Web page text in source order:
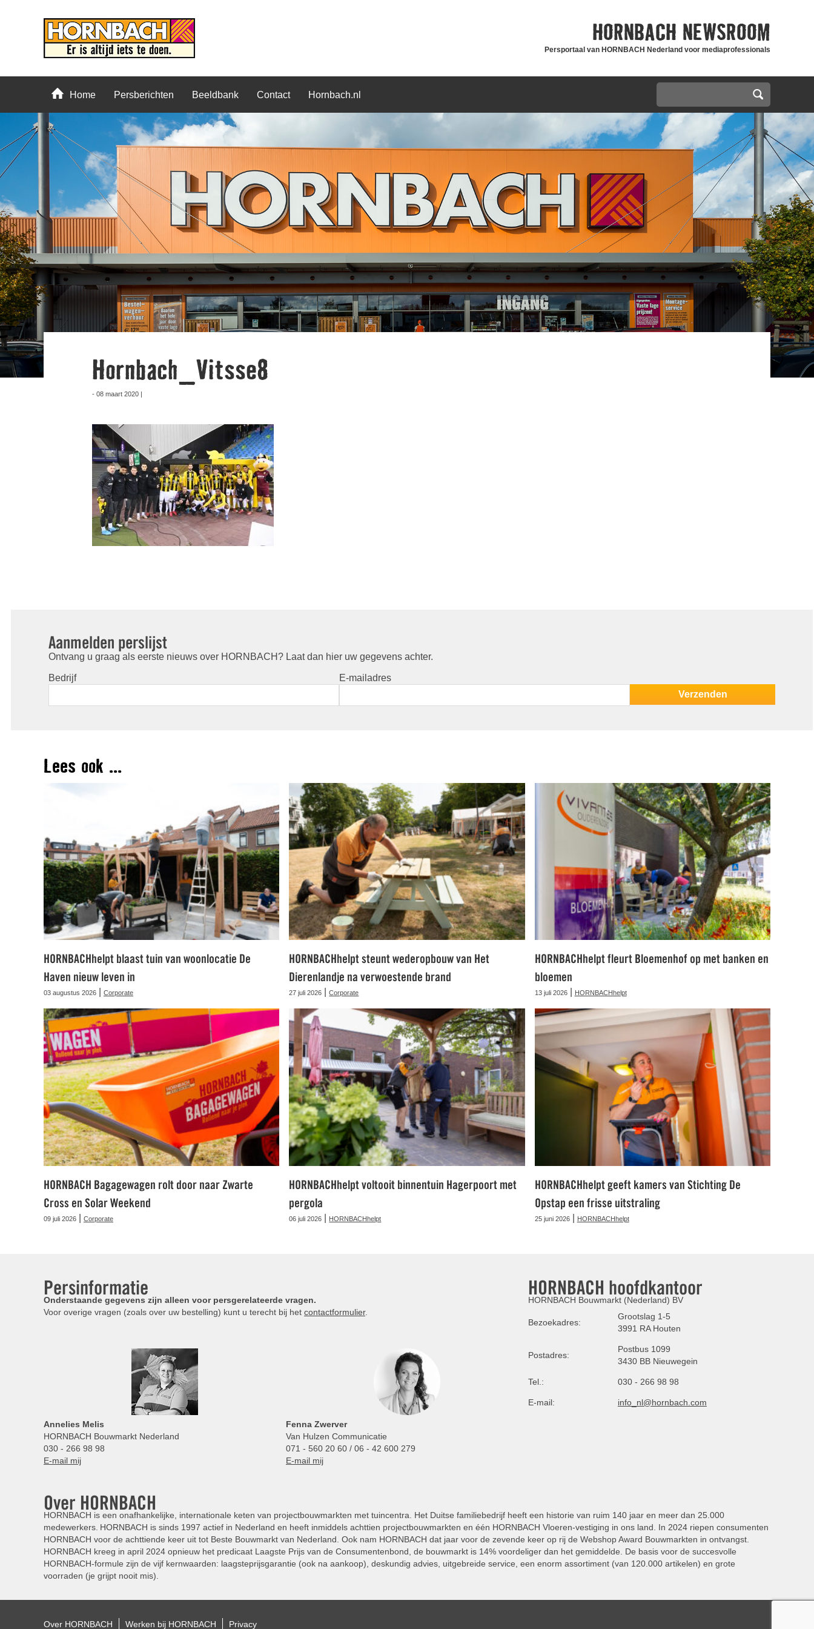
HORNBACH NEWSROOM
Persportaal van HORNBACH Nederland voor mediaprofessionals
Home Persberichten Beeldbank Contact Hornbach.nl
Hornbach_Vitsse8
- 08 maart 2020 |
Aanmelden perslijst
Ontvang u graag als eerste nieuws over HORNBACH? Laat dan hier uw gegevens achter.
Bedrijf E-mailadres
Lees ook ...
HORNBACHhelpt blaast tuin van woonlocatie De
Haven nieuw leven in
03 augustus 2026 Corporate
HORNBACHhelpt steunt wederopbouw van Het
Dierenlandje na verwoestende brand
27 juli 2026 |Corporate
HORNBACHhelpt fleurt Bloemenhof op met banken en
bloemen
13 juli 2026| HORNBACHhelpt
HORNBACH Bagagewagen rolt door naar Zwarte
Cross en Solar Weekend
09 juli 2026 Corporate
HORNBACHhelpt voltooit binnentuin Hagerpoort met
pergola
06 juli 2026 HORNBACHhelpt
HORNBACHhelpt geeft kamers van Stichting De
Opstap een frisse uitstraling
25 juni 2026| HORNBACHhelpt
Persinformatie
Onderstaande gegevens zijn alleen voor persgerelateerde vragen.
Voor overige vragen (zoals over uw bestelling) kunt u terecht bij het contactformulier.
Annelies Melis
HORNBACH Bouwmarkt Nederland
030 - 266 98 98
E-mail mij
Fenna Zwerver
Van Hulzen Communicatie
071 - 560 20 60 / 06 - 42 600 279
E-mail mij
HORNBACH hoofdkantoor
HORNBACH Bouwmarkt (Nederland) BV
Bezoekadres:
Grootslag 1-5
3991 RA Houten
Postadres:
Postbus 1099
3430 BB Nieuwegein
Tel.: 030 - 266 98 98
E-mail: info_nl@hornbach.com
Over HORNBACH
HORNBACH is een onafhankelijke, internationale keten van projectbouwmarkten met tuincentra. Het Duitse familiebedrijf heeft een historie van ruim 140 jaar en meer dan 25.000
medewerkers. HORNBACH is sinds 1997 actief in Nederland en heeft inmiddels achttien projectbouwmarkten en één HORNBACH Vloeren-vestiging in ons land. In 2024 riepen consumenten
HORNBACH voor de achttiende keer uit tot Beste Bouwmarkt van Nederland. Ook nam HORNBACH dat jaar voor de zevende keer op rij de Webshop Award Bouwmarkten in ontvangst.
HORNBACH kreeg in april 2024 opnieuw het predicaat Laagste Prijs van de Consumentenbond, de bouwmarkt is 14% voordeliger dan het gemiddelde. De basis voor de succesvolle
HORNBACH-formule zijn de vijf kernwaarden: laagsteprijsgarantie (ook na aankoop), deskundig advies, uitgebreide service, een enorm assortiment (van 120.000 artikelen) en grote
voorraden (je grijpt nooit mis).
Over HORNBACH Werken bij HORNBACH Privacy